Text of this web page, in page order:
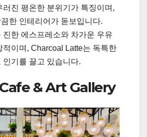
러진 평온한 분위기가 특징이며,
한 인테리어가 돋보입니다.
진한 에스프레소와 차가운 우유
적이며, Charcoal Latte는 독특한
인기를 끌고 있습니다.
& Art Gallery